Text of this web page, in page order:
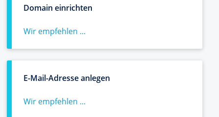
Domain einrichten
Wir empfehlen ...
E-Mail-Adresse anlegen
Wir empfehlen ...